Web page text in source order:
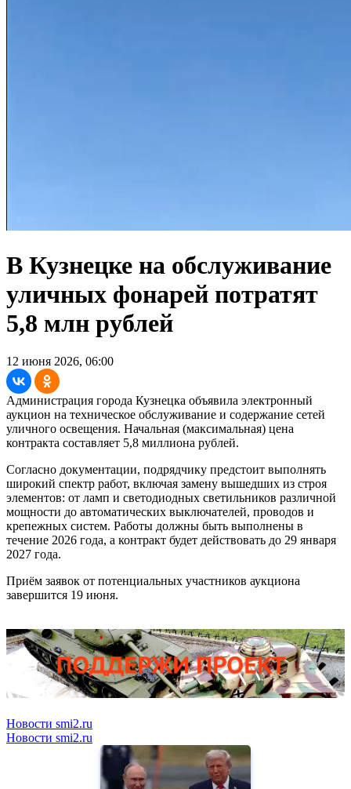
В Кузнецке на обслуживание
уличных фонарей потратят
5,8 млн рублей
12 июня 2026, 06:00
Администрация города Кузнецка объявила электронный
аукцион на техническое обслуживание и содержание сетей
уличного освещения. Начальная (максимальная) цена
контракта составляет 5,8 миллиона рублей.
Согласно документации, подрядчику предстоит выполнять
широкий спектр работ, включая замену вышедших из строя
элементов: от ламп и светодиодных светильников различной
мощности до автоматических выключателей, проводов и
крепежных систем. Работы должны быть выполнены в
течение 2026 года, а контракт будет действовать до 29 января
2027 года.
Приём заявок от потенциальных участников аукциона
завершится 19 июня.
Новости smi2.ru
Новости smi2.ru